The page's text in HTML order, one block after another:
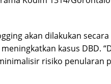
akan dilakukan secara
kasus DBD.
risiko penularan